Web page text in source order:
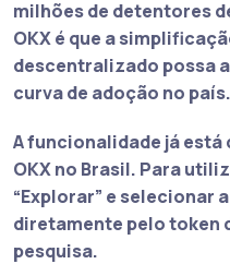
milhões de detentores
OKX é que a
descentralizado possa
curva de adoção no país.
A funcionalidade já
OKX no Brasil. Para
“Explorar” e selecionar
diretamente pelo token
pesquisa.